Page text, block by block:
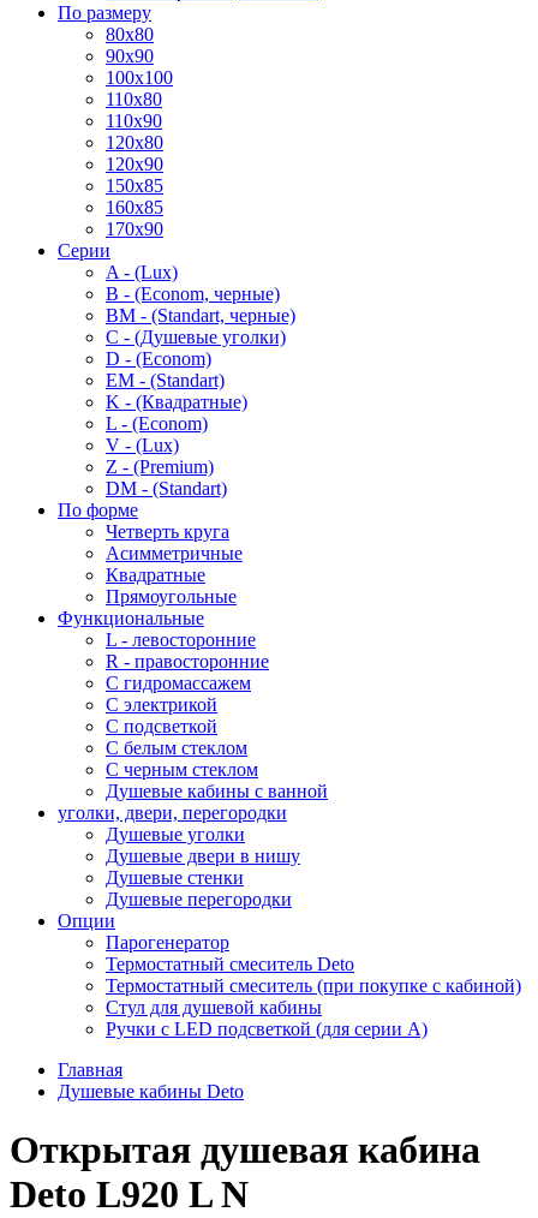
По размеру
80x80
90x90
100x100
110x80
110x90
120x80
120x90
150x85
160x85
170x90
Серии
A - (Lux)
B - (Econom, черные)
BM - (Standart, черные)
C - (Душевые уголки)
D - (Econom)
EM - (Standart)
K - (Квадратные)
L - (Econom)
V - (Lux)
Z - (Premium)
DM - (Standart)
По форме
Четверть круга
Асимметричные
Квадратные
Прямоугольные
Функциональные
L - левосторонние
R - правосторонние
С гидромассажем
С электрикой
С подсветкой
С белым стеклом
С черным стеклом
Душевые кабины с ванной
уголки, двери, перегородки
Душевые уголки
Душевые двери в нишу
Душевые стенки
Душевые перегородки
Опции
Парогенератор
Термостатный смеситель Deto
Термостатный смеситель (при покупке с кабиной)
Стул для душевой кабины
Ручки с LED подсветкой (для серии A)
Главная
Душевые кабины Deto
Открытая душевая кабина
Deto L920 L N